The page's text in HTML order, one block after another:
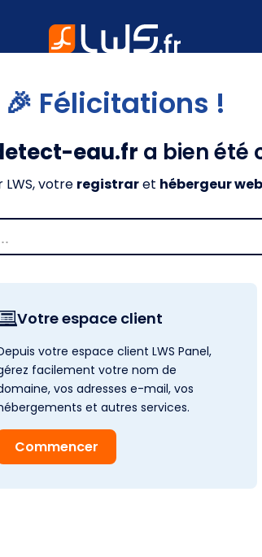
🎉 Félicitations !
eau.fr a bien été
votre registraret hébergeur web
Votre espace client
votre espace client LWS Panel,
facilement votre nom de
vos adresses e-mail, vos
et autres services.
Commencer